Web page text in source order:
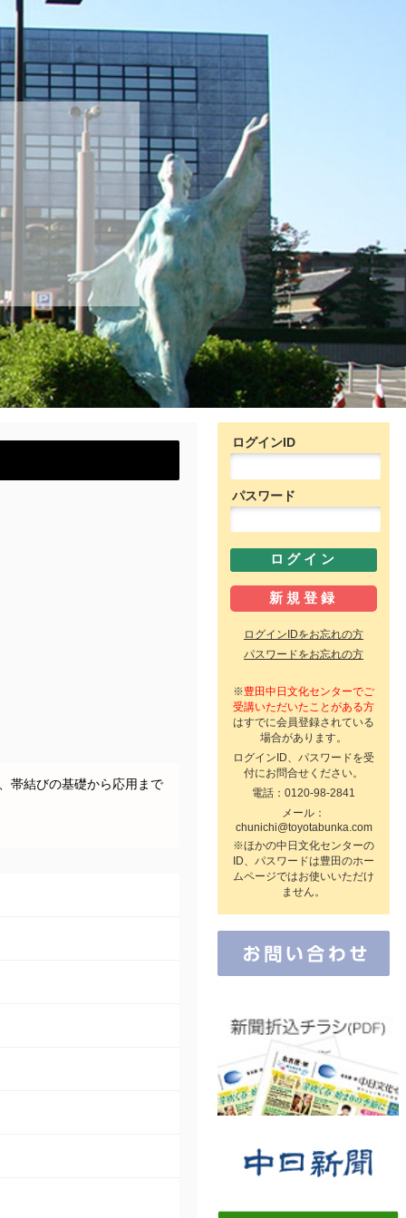
帯結びの基礎から応用まで
ログインID
パスワード
ログインIDをお忘れの方
パスワードをお忘れの方
※豊田中日文化センターでご
受講いただいたことがある方
はすでに会員登録されている
場合があります。
ログインID、パスワードを受
付にお問合せください。
電話：0120-98-2841
メール：
chunichi@toyotabunka.com
※ほかの中日文化センターの
ID、パスワードは豊田のホー
ムページではお使いいただけ
ません。